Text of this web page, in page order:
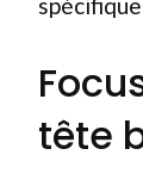
tête